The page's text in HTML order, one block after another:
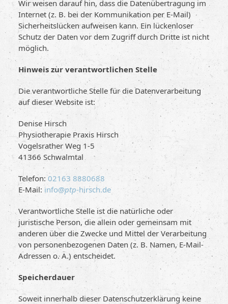
Wir weisen darauf hin, dass die Datenübertragung im
Internet (z. B. bei der Kommunikation per E-Mail)
Sicherheitslücken aufweisen kann. Ein lückenloser
Schutz der Daten vor dem Zugriff durch Dritte ist nicht
möglich.
Hinweis zur verantwortlichen Stelle
Die verantwortliche Stelle für die Datenverarbeitung
auf dieser Website ist:
Denise Hirsch
Physiotherapie Praxis Hirsch
Vogelsrather Weg 1-5
41366 Schwalmtal
Telefon:02163 8880688
E-Mail: info@ptp-hirsch.de
Verantwortliche Stelle ist die natürliche oder
juristische Person, die allein oder gemeinsam mit
anderen über die Zwecke und Mittel der Verarbeitung
von personenbezogenen Daten (z. B. Namen, E-Mail-
Adressen o. Ä.) entscheidet.
Speicherdauer
Soweit innerhalb dieser Datenschutzerklärung keine